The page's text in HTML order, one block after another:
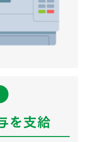
を支給